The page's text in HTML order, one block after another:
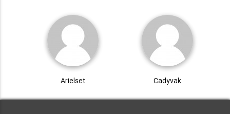
Cadyvak
Arielset